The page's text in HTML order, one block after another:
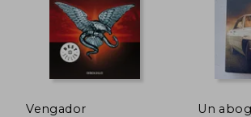
Vengador Un